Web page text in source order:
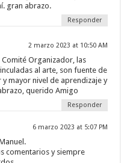
gran abrazo.
Responder
2 marzo 2023 at 10:50 AM
Comité Organizador, las
al arte, son fuente de
mayor nivel de aprendizaje y
querido Amigo
Responder
6 marzo 2023 at 5:07 PM
comentarios y siempre